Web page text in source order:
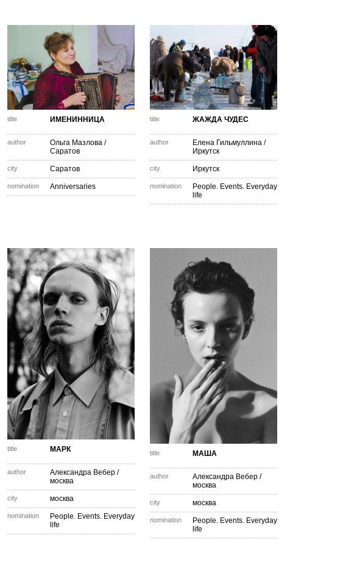
title ИМЕНИННИЦА
author Ольга Мазлова /
Саратов
city Саратов
nomination Anniversaries
title ЖАЖДА ЧУДЕС
author Елена Гильмуллина /
Иркутск
city Иркутск
nomination
People. Events. Everyday
life
title МАРК
author Александра Вебер /
москва
city москва
nomination
People. Events. Everyday
life
title МАША
author Александра Вебер /
москва
city москва
nomination
People. Events. Everyday
life